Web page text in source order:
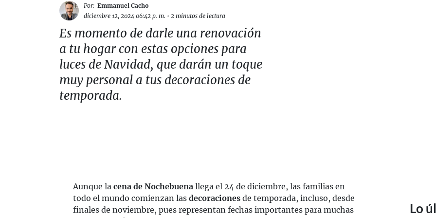
Por: Emmanuel Cacho
diciembre 12, 2024 06:42 p. m. • 2 minutos de lectura
Es momento de darle una renovación
a tu hogar con estas opciones para
luces de Navidad, que darán un toque
muy personal a tus decoraciones de
temporada.
Aunque la cena de Nochebuena llega el 24 de diciembre, las familias en
todo el mundo comienzan las decoraciones de temporada, incluso, desde
finales de noviembre, pues representan fechas importantes para muchas
Lo